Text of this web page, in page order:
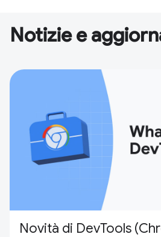
Notizie e
Novità di DevTools